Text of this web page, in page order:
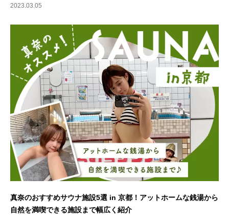
2023.03.05
真奈のおすすめサウナ施設5選 in 京都！アットホームな銭湯から
自然を満喫できる施設まで幅広く紹介